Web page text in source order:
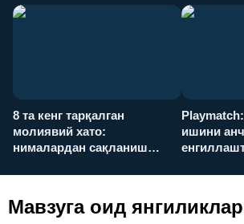
8 та кенг тарқалган
молиявий хато:
нималардан сақланиш
ишини
Мавзуга оид янгиликлар